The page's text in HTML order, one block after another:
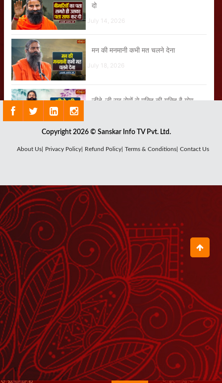
दो
July 14, 2026
मन की मनमानी कभी मत चलने देना
July 18, 2026
जीते-जी सब रोगों से मुक्ति की युक्ति है योग
हे राम हे राम Hey Ram Hey Ram
आचार्य बालकृष्ण जी के जन्मदिवस पर सभी लोगों
ने फूल बरसाकर दीं शुभकामनाएं
August 04, 2026
पूरी दुनिया में ताकत की चर्चा हो रही है
August 06, 2026
आचार्य बालकृष्ण जी के जन्मदिवस पर उनकी
दीर्घायु के लिए स्वामी जी ने किया हवन
August 04, 2026
जो योग नहीं करेगा, वह पतंजलि में नहीं रहेगा
July 16, 2026
Copyright 2026 © Sanskar Info TV Pvt. Ltd.
About Us| Privacy Policy| Refund Policy| Terms & Conditions| Contact Us